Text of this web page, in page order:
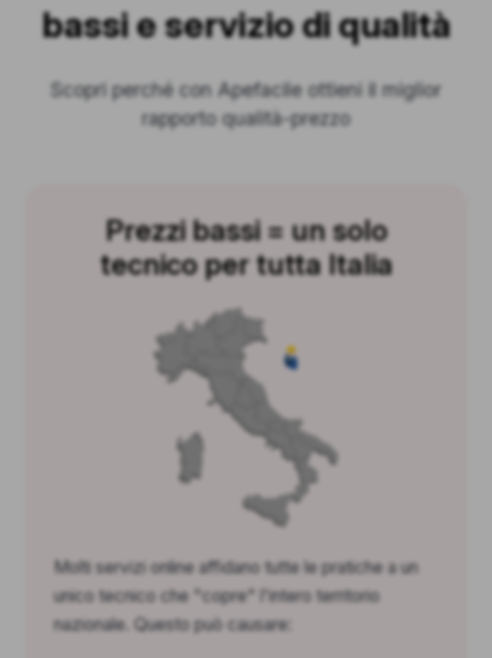
bassi e servizio di qualità
Scopri perché con Apefacile ottieni il miglior
rapporto qualità-prezzo
Prezzi bassi = un solo
tecnico per tutta Italia
Molti servizi online affidano tutte le pratiche a un
unico tecnico che "copre" l'intero territorio
nazionale. Questo può causare: